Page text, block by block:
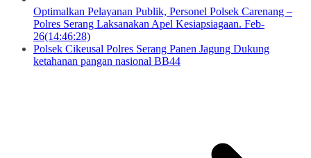
Optimalkan Pelayanan Publik, Personel Polsek Carenang –
Polres Serang Laksanakan Apel Kesiapsiagaan. Feb-
26(14:46:28)
Polsek Cikeusal Polres Serang Panen Jagung Dukung
ketahanan pangan nasional BB44